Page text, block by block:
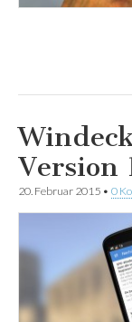
Version
20. Februar 2015 • 0